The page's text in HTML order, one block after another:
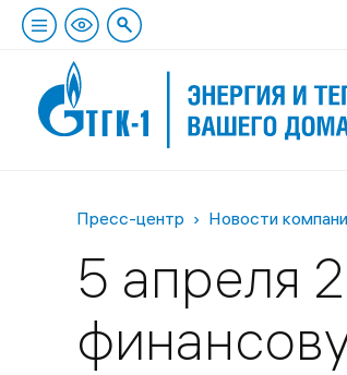
Пресс-центр Новости
5 апреля